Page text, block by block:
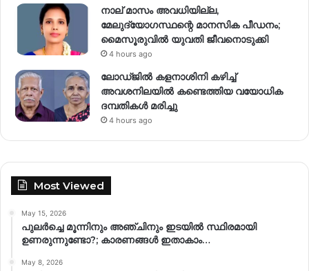
നാല് മാസം അവധിയില്ല,
മേലുദ്യോഗസ്ഥന്റെ മാനസിക പീഡനം;
മൈസൂരുവിൽ യുവതി ജീവനൊടുക്കി
4 hours ago
ലോഡ്ജിൽ കളനാശിനി കഴിച്ച്
അവശനിലയിൽ കണ്ടെത്തിയ വയോധിക
ദമ്പതികൾ മരിച്ചു
4 hours ago
Most Viewed
May 15, 2026
പുലർച്ചെ മൂന്നിനും അഞ്ചിനും ഇടയിൽ സ്ഥിരമായി
ഉണരുന്നുണ്ടോ?; കാരണങ്ങള്‍ ഇതാകാം…
May 8, 2026